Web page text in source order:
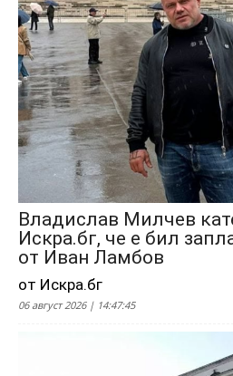
Владислав Милчев
Искра.бг, че е бил
от Иван Ламбов
от Искра.бг
06 август 2026 | 14:47:45